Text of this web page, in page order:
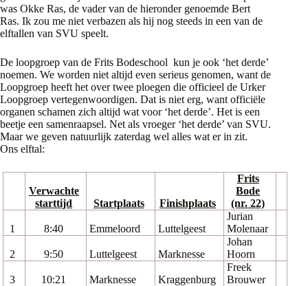
was Okke Ras, de vader van de hieronder genoemde Bert
Ras. Ik zou me niet verbazen als hij nog steeds in een van de
elftallen van SVU speelt.
De loopgroep van de Frits Bodeschool kun je ook ‘het derde’
noemen. We worden niet altijd even serieus genomen, want de
Loopgroep heeft het over twee ploegen die officieel de Urker
Loopgroep vertegenwoordigen. Dat is niet erg, want officiële
organen schamen zich altijd wat voor ‘het derde’. Het is een
beetje een samenraapsel. Net als vroeger ‘het derde’ van SVU.
Maar we geven natuurlijk zaterdag wel alles wat er in zit.
Ons elftal:
Verwachte
starttijd
Startplaats Finishplaats
Frits
Bode
(nr. 22)
1 8:40 Emmeloord Luttelgeest
Jurian
Molenaar
2 9:50 Luttelgeest Marknesse
Johan
Hoorn
3 10:21 Marknesse Kraggenburg
Freek
Brouwer